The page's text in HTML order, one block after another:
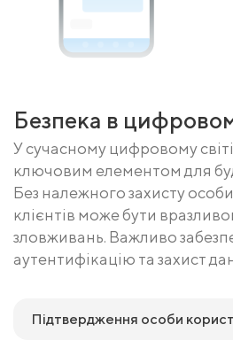
Безпека в
У сучасному цифровому
ключовим елементом для
Без належного захисту
клієнтів може бути
зловживань. Важливо
аутентифікацію та захист
Підтвердження особи